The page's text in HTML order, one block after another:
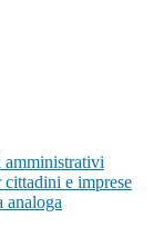
amministrativi
e imprese
analoga